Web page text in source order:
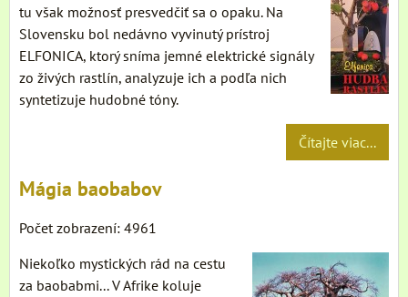
tu však možnosť presvedčiť sa o opaku. Na
Slovensku bol nedávno vyvinutý prístroj
ELFONICA, ktorý sníma jemné elektrické signály
zo živých rastlín, analyzuje ich a podľa nich
syntetizuje hudobné tóny.
Čítajte viac...
Mágia baobabov
Počet zobrazení: 4961
Niekoľko mystických rád na cestu
za baobabmi... V Afrike koluje